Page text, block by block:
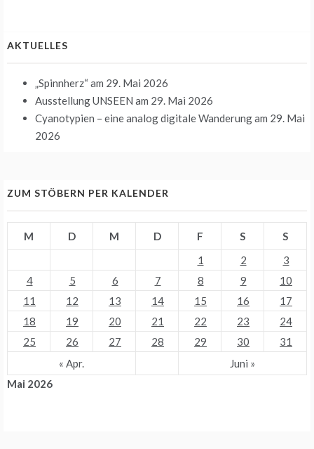
AKTUELLES
„Spinnherz“ am 29. Mai 2026
Ausstellung UNSEEN am 29. Mai 2026
Cyanotypien – eine analog digitale Wanderungam 29. Mai
2026
ZUM STÖBERN PER KALENDER
Mai 2026
M D M D F S
S
1
2
3
4
5 6 7 8 9
10
11
12 13 14 15 16
17
18
19 20 21 22 23
24
25
26 27 28 29 30
31
« Apr.
Juni »